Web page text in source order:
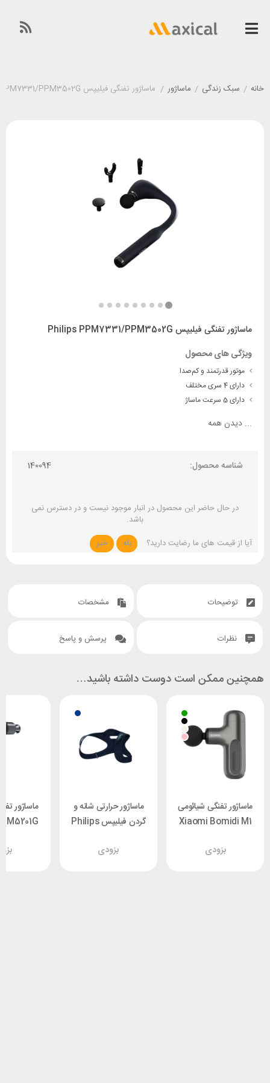
خانه / سبک زندگی / ماساژور / ماساژور تفنگی فیلیپس Philips PPM7331/PPM3502G
ماساژور تفنگی فیلیپس Philips PPM7331/PPM3502G
ویژگی های محصول
موتور قدرتمند و کم‌صدا
دارای 4 سری مختلف
دارای 5 سرعت ماساژ
... دیدن همه
شناسه محصول: 140094
در حال حاضر این محصول در انبار موجود نیست و در دسترس نمی
باشد.
آیا از قیمت های ما رضایت دارید؟
بله خیر
توضیحات مشخصات
نظرات پرسش و پاسخ
همچنین ممکن است دوست داشته باشید…
ماساژور تفنگی شیائومی
Xiaomi Bomidi M1
بزودی
ماساژور حرارتی شانه و
گردن فیلیپس Philips
بزودی
ماساژور